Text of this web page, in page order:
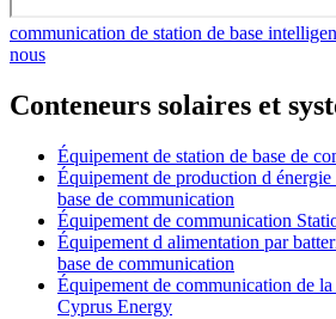
communication de station de base
nous
Conteneurs solaires et
Équipement de station de base de
Équipement de production d
base de communication
Équipement de communication
Équipement d alimentation par
base de communication
Équipement de communication de la
Cyprus Energy